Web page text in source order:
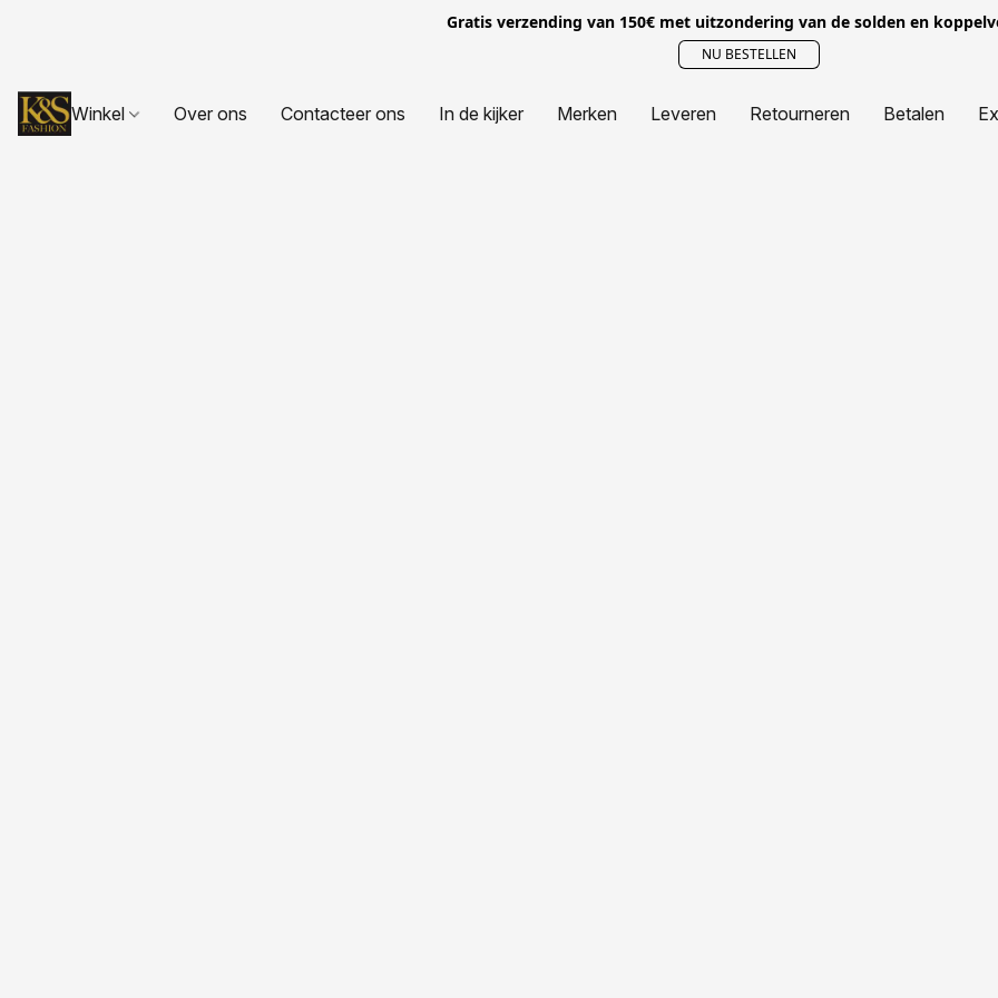
Gratis verzending van 150€ met uitzondering van de solden en
NU BESTELLEN
Winkel Over ons Contacteer ons In de kijker Merken Leveren Retourneren Betalen